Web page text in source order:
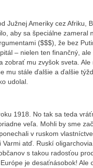
Južnej Ameriky cez Afriku,
aby sa špeciálne zameral
($$$), že bez
– nielen ten finančný, ale
zobrať mu zvyšok sveta. Ale
mu stále ďalšie a ďalšie
udolal.
1918. No tak sa teda
veľa. Mohli by sme
v ruskom
atď. Ruskí
s takou radosťou
je desaťnásobok! Ale